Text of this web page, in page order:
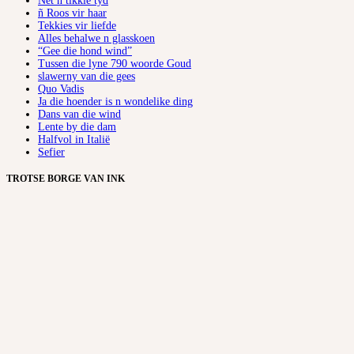
ñ Roos vir haar
Tekkies vir liefde
Alles behalwe n glasskoen
“Gee die hond wind”
Tussen die lyne 790 woorde Goud
slawerny van die gees
Quo Vadis
Ja die hoender is n wondelike ding
Dans van die wind
Lente by die dam
Halfvol in Italië
Sefier
TROTSE BORGE VAN INK